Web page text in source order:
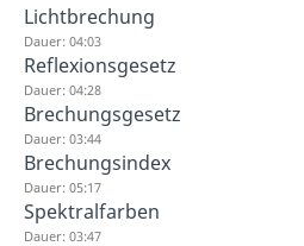
Lichtbrechung
Dauer: 04:03
Reflexionsgesetz
Dauer: 04:28
Brechungsgesetz
Dauer: 03:44
Brechungsindex
Dauer: 05:17
Spektralfarben
Dauer: 03:47